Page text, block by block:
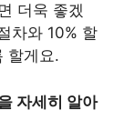
더욱 좋겠
차와 10% 할
할게요.
자세히 알아